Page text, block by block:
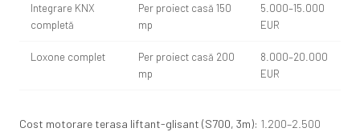
Integrare KNX
completă
Per proiect casă 150
mp
5.000–15.000
EUR
Loxone complet
Per proiect casă 200
mp
8.000–20.000
EUR
Cost motorare terasa liftant-glisant (S700, 3m): 1.200–2.500